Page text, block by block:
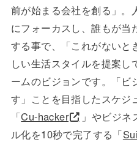
前が始まる会社を創る」。
にフォーカスし、誰もが
する事で、「これがないと
しい生活スタイルを提案し
ームのビジョンです。「
す」ことを目指したスケジ
「Cu-hacker
」やビジ
ル化を10秒で完了する「